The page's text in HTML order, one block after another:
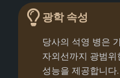
광학 속성
당사의 석영 병은
자외선까지 광범
성능을 제공합니